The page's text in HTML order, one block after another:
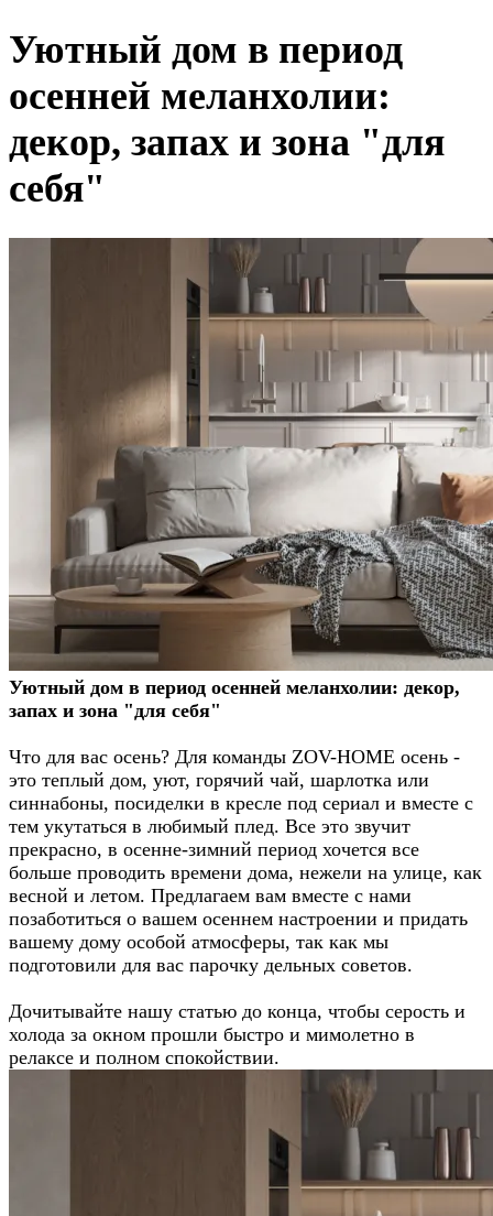
Уютный дом в период
осенней меланхолии:
декор, запах и зона "для
себя"
Уютный дом в период осенней меланхолии: декор,
запах и зона "для себя"
Что для вас осень? Для команды ZOV-HOME осень -
это теплый дом, уют, горячий чай, шарлотка или
синнабоны, посиделки в кресле под сериал и вместе с
тем укутаться в любимый плед. Все это звучит
прекрасно, в осенне-зимний период хочется все
больше проводить времени дома, нежели на улице, как
весной и летом. Предлагаем вам вместе с нами
позаботиться о вашем осеннем настроении и придать
вашему дому особой атмосферы, так как мы
подготовили для вас парочку дельных советов.
Дочитывайте нашу статью до конца, чтобы серость и
холода за окном прошли быстро и мимолетно в
релаксе и полном спокойствии.